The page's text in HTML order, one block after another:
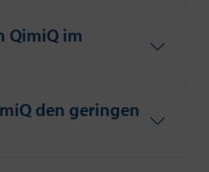
QimiQ im
den geringen